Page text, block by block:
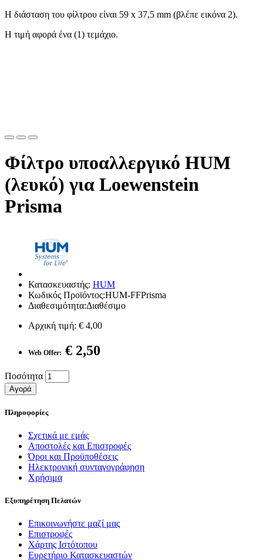
Η διάσταση του φίλτρου είναι 59 x 37,5 mm (βλέπε εικόνα 2).
Η τιμή αφορά ένα (1) τεμάχιο.
Φίλτρο υποαλλεργικό HUM
(λευκό) για Loewenstein
Prisma
Κατασκευαστής: HUM
Κωδικός Προϊόντος:HUM-FFPrisma
Διαθεσιμότητα:Διαθέσιμο
Αρχική τιμή: € 4,00
Web Offer: € 2,50
Ποσότητα
Αγορά
Πληροφορίες
Σχετικά με εμάς
Αποστολές και Επιστροφές
Όροι και Προϋποθέσεις
Ηλεκτρονική συνταγογράφηση
Χρήσιμα
Εξυπηρέτηση Πελατών
Επικοινωνήστε μαζί μας
Επιστροφές
Χάρτης Ιστότοπου
Ευρετήριο Κατασκευαστών